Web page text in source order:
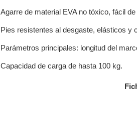
Agarre de material EVA no tóxico, fácil
Pies resistentes al desgaste, elásticos y
Parámetros principales: longitud del
Capacidad de carga de hasta 100 kg.